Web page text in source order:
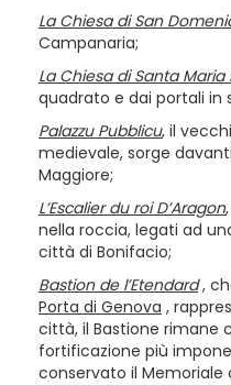
La Chiesa di San
Campanaria;
La Chiesa di Santa
quadrato e dai portali in
Palazzu Pubblicu, il
medievale, sorge
Maggiore;
L’Escalier du roi D’Aragon
nella roccia, legati ad
città di Bonifacio;
Bastion de l’Etendard ,
Porta di Genova ,
città, il Bastione rimane
fortificazione più
conservato il Memoriale